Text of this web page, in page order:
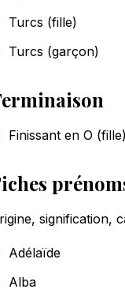
Turcs (fille)
Turcs (garçon)
Finissant en O (fille)
signification,
Adélaïde
Alba